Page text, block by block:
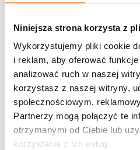
Niniejsza strona korzysta z
Wykorzystujemy pliki cookie
i reklam, aby oferować
analizować ruch w naszej
korzystasz z naszej witryny,
społecznościowym,
Partnerzy mogą połączyć te
otrzymanymi od Ciebie lub
korzystania z ich usług.
Strategia błękitnego